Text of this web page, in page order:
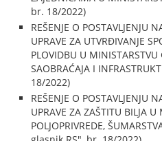
br. 18/2022)
REŠENJE O POSTAVLJENJU
UPRAVE ZA UTVRĐIVANJE
PLOVIDBU U MINISTARSTVU
SAOBRAĆAJA I
18/2022)
REŠENJE O POSTAVLJENJU
UPRAVE ZA ZAŠTITU BILJA U
POLJOPRIVREDE,